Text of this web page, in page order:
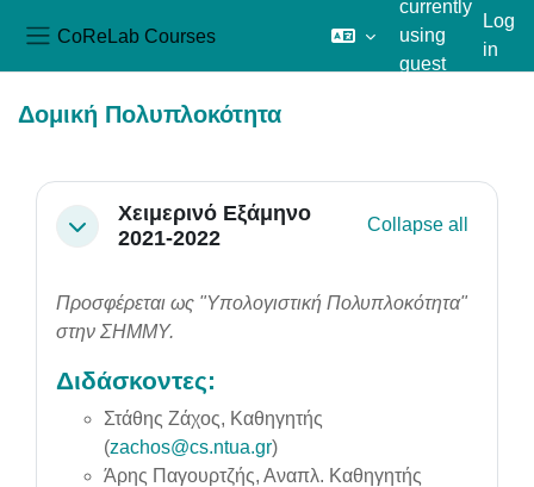
CoReLab Courses
currently
using
guest
Log
in
Δομική Πολυπλοκότητα
Section outline
Collapse
Χειμερινό Εξάμηνο
2021-2022
Collapse all
Προσφέρεται ως "Υπολογιστική Πολυπλοκότητα"
στην ΣΗΜΜΥ.
Διδάσκοντες:
Στάθης Ζάχος, Καθηγητής
(zachos@cs.ntua.gr)
Άρης Παγουρτζής, Αναπλ. Καθηγητής